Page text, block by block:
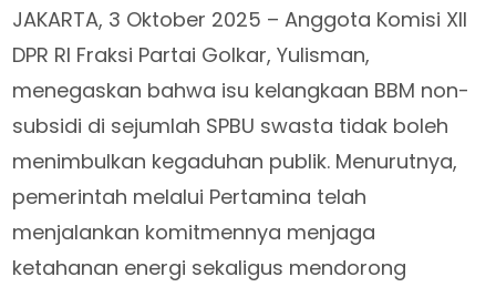
JAKARTA, 3 Oktober 2025 – Anggota Komisi XII
DPR RI Fraksi Partai Golkar, Yulisman,
menegaskan bahwa isu kelangkaan BBM non-
subsidi di sejumlah SPBU swasta tidak boleh
menimbulkan kegaduhan publik. Menurutnya,
pemerintah melalui Pertamina telah
menjalankan komitmennya menjaga
ketahanan energi sekaligus mendorong